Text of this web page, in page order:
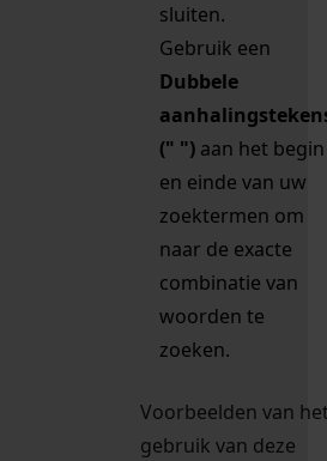
sluiten.
Gebruik een
Dubbele
(" ") aan het begin
en einde van uw
zoektermen om
naar de exacte
combinatie van
woorden te
zoeken.
Voorbeelden van
gebruik van deze